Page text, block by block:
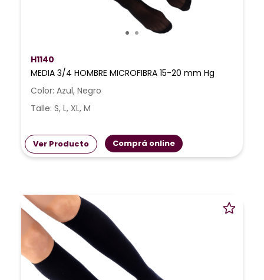
H1140
MEDIA 3/4 HOMBRE MICROFIBRA 15-20 mm Hg
Color: Azul, Negro
Talle: S, L, XL, M
Ver Producto Comprá online